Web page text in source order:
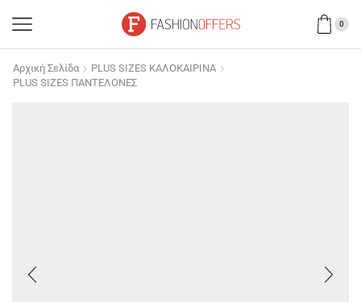
0
Αρχική Σελίδα
PLUS SIZES ΚΑΛΟΚΑΙΡΙΝΑ
PLUS SIZES ΠΑΝΤΕΛΟΝΕΣ